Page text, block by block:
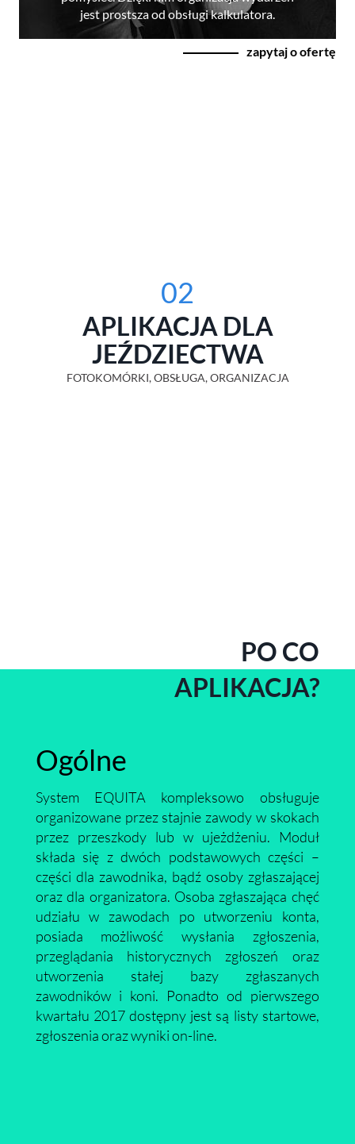
jest prostsza od obsługi kalkulatora.
zapytaj o ofertę
02
APLIKACJA DLA
JEŹDZIECTWA
FOTOKOMÓRKI, OBSŁUGA, ORGANIZACJA
PO CO
APLIKACJA?
Ogólne
System EQUITA kompleksowo obsługuje
organizowane przez stajnie zawody w skokach
przez przeszkody lub w ujeżdżeniu. Moduł
składa się z dwóch podstawowych części –
części dla zawodnika, bądź osoby zgłaszającej
oraz dla organizatora. Osoba zgłaszająca chęć
udziału w zawodach po utworzeniu konta,
posiada możliwość wysłania zgłoszenia,
przeglądania historycznych zgłoszeń oraz
utworzenia stałej bazy zgłaszanych
zawodników i koni. Ponadto od pierwszego
kwartału 2017 dostępny jest są listy startowe,
zgłoszenia oraz wyniki on-line.